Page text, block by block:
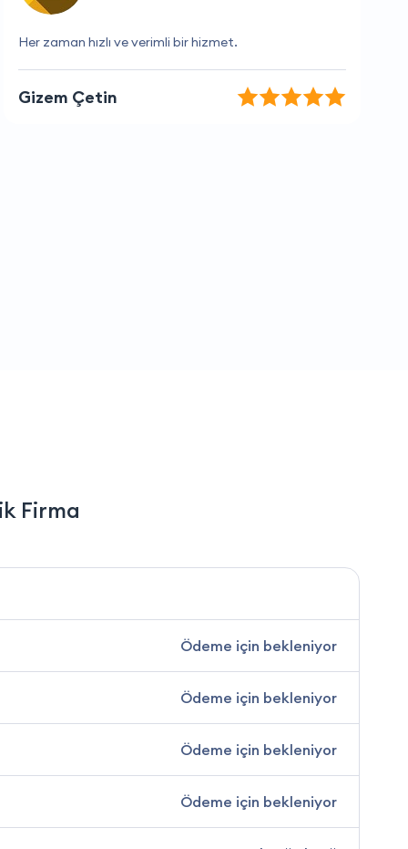
Hızlı teslimat ve harika hizmet.
Yusuf Selçuk
Firma
Ödeme için bekleniyor
Ödeme için bekleniyor
Ödeme için bekleniyor
Ödeme için bekleniyor